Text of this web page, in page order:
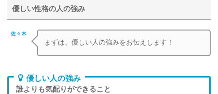
優しい性格の人の強み
佐々木
まずは、優しい人の強みをお伝えします！
優しい人の強み
誰よりも気配りができること